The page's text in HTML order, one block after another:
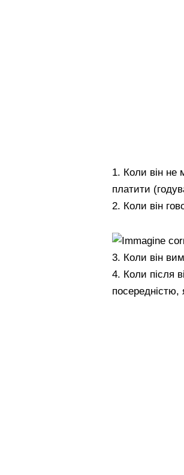
1. Коли він не
платити
2. Коли він
3. Коли він
4. Коли після